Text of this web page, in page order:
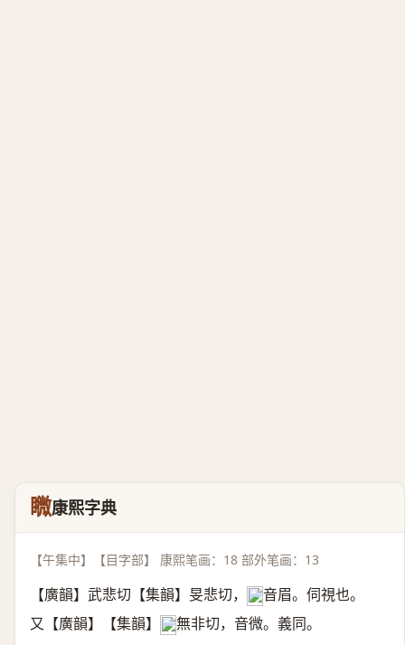
矀康熙字典
【午集中】【目字部】 康熙笔画：18 部外笔画：13
【廣韻】武悲切【集韻】旻悲切， 𠀤音眉。伺視也。
又【廣韻】【集韻】 𠀤無非切，音微。義同。